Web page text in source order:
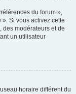
du forum »,
Si vous activez cette
des modérateurs et de
un utilisateur
horaire différent du